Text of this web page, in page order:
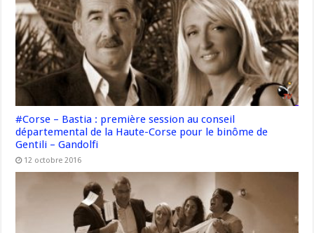
#Corse – Bastia : première session au conseil
départemental de la Haute-Corse pour le binôme de
Gentili – Gandolfi
12 octobre 2016